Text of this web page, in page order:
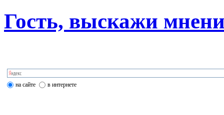
Гость, выскажи
на сайте в интернете